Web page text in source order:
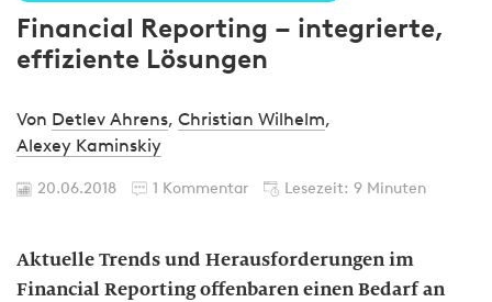
Financial Reporting – integrierte,
effiziente Lösungen
Von Detlev Ahrens, Christian Wilhelm,
Alexey Kaminskiy
20.06.2018 1 Kommentar Lesezeit: 9 Minuten
Aktuelle Trends und Herausforderungen im
Financial Reporting offenbaren einen Bedarf an